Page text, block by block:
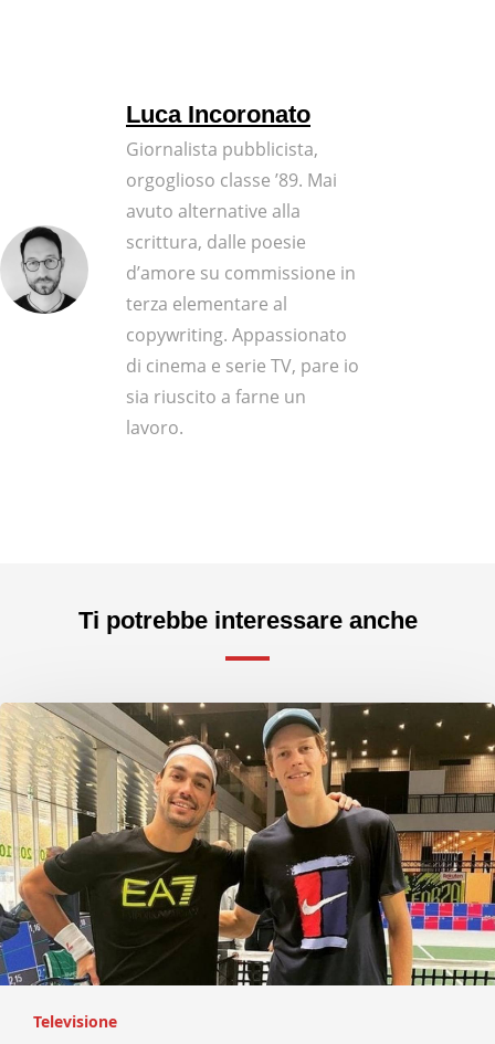
Luca Incoronato
Giornalista pubblicista,
orgoglioso classe ’89. Mai
avuto alternative alla
scrittura, dalle poesie
d’amore su commissione in
terza elementare al
copywriting. Appassionato
di cinema e serie TV, pare io
sia riuscito a farne un
lavoro.
Ti potrebbe interessare anche
Televisione